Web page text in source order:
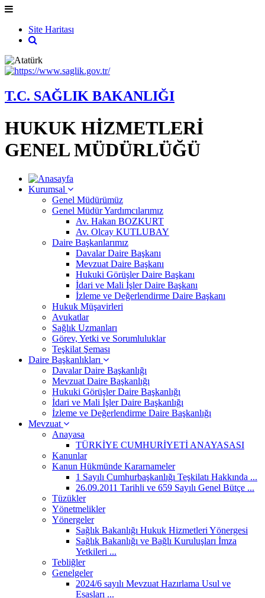
Site Haritası
T.C. SAĞLIK BAKANLIĞI
HUKUK HİZMETLERİ
GENEL MÜDÜRLÜĞÜ
Kurumsal
Genel Müdürümüz
Genel Müdür Yardımcılarımız
Av. Hakan BOZKURT
Av. Olcay KUTLUBAY
Daire Başkanlarımız
Davalar Daire Başkanı
Mevzuat Daire Başkanı
Hukuki Görüşler Daire Başkanı
İdari ve Mali İşler Daire Başkanı
İzleme ve Değerlendirme Daire Başkanı
Hukuk Müşavirleri
Avukatlar
Sağlık Uzmanları
Görev, Yetki ve Sorumluluklar
Teşkilat Şeması
Daire Başkanlıkları
Davalar Daire Başkanlığı
Mevzuat Daire Başkanlığı
Hukuki Görüşler Daire Başkanlığı
İdari ve Mali İşler Daire Başkanlığı
İzleme ve Değerlendirme Daire Başkanlığı
Mevzuat
Anayasa
TÜRKİYE CUMHURİYETİ ANAYASASI
Kanunlar
Kanun Hükmünde Kararnameler
1 Sayılı Cumhurbaşkanlığı Teşkilatı Hakkında ...
26.09.2011 Tarihli ve 659 Sayılı Genel Bütçe ...
Tüzükler
Yönetmelikler
Yönergeler
Sağlık Bakanlığı Hukuk Hizmetleri Yönergesi
Sağlık Bakanlığı ve Bağlı Kuruluşları İmza
Yetkileri ...
Tebliğler
Genelgeler
2024/6 sayılı Mevzuat Hazırlama Usul ve
Esasları ...